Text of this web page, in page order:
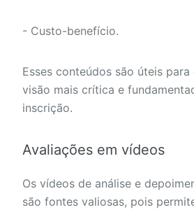
- Custo-benefício.
Esses conteúdos são úteis para
visão mais crítica e
inscrição.
Avaliações em vídeos
Os vídeos de análise e
são fontes valiosas, pois